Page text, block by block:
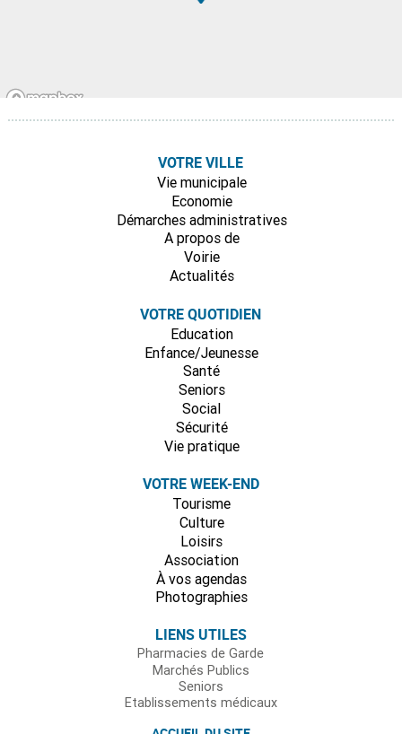
VOTRE VILLE
Vie municipale
Economie
Démarches administratives
A propos de
Voirie
Actualités
VOTRE QUOTIDIEN
Education
Enfance/Jeunesse
Santé
Seniors
Social
Sécurité
Vie pratique
VOTRE WEEK-END
Tourisme
Culture
Loisirs
Association
À vos agendas
Photographies
LIENS UTILES
Pharmacies de Garde
Marchés Publics
Seniors
Etablissements médicaux